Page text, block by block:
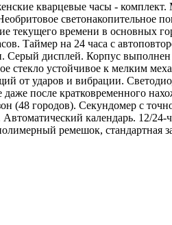
кварцевые часы -
светонакопительное
текущего времени в основных
Таймер на 24 часа с
дисплей. Корпус выполнен
устойчивое к мелким
ударов и вибрации.
даже после кратковременного
(48 городов). Секундомер с
календарь. 12/
ремешок,